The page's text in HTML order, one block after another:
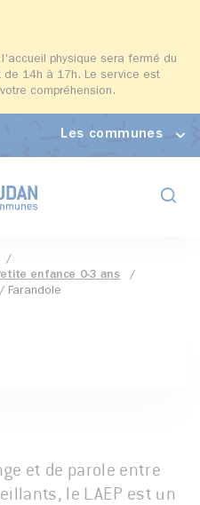
l'accueil physique sera fermé du
de 14h à 17h. Le service est
compréhension.
Les communes
enfance 0-3 ans
Farandole
et de parole entre
le LAEP est un